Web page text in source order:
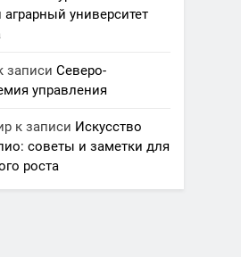
университет
записиСеверо-
управления
к записи Искусство
советы и заметки для
роста